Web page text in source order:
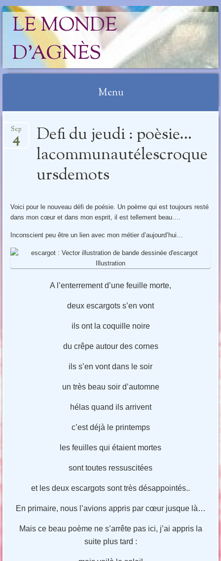
LE MONDE
D'AGNÈS
Menu
au
contenu
Defi du jeudi : poèsie…
lacommunautélescroque
ursdemots
Sep
4
Voici pour le nouveau défi de poésie. Un poème qui est toujours resté
dans mon cœur et dans mon esprit, il est tellement beau….
Inconscient peu être un lien avec mon métier d’aujourd’hui…
A l’enterrement d’une feuille morte,
deux escargots s’en vont
ils ont la coquille noire
du crêpe autour des cornes
ils s’en vont dans le soir
un très beau soir d’automne
hélas quand ils arrivent
c’est déjà le printemps
les feuilles qui étaient mortes
sont toutes ressuscitées
et les deux escargots sont très désappointés..
En primaire, nous l’avions appris par cœur jusque là…
Mais ce beau poème ne s’arrête pas ici, j’ai appris la
suite plus tard :